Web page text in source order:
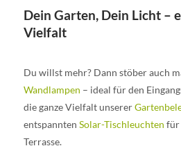
Dein Garten, Dein Licht –
Vielfalt
Du willst mehr? Dann stöber auch
Wandlampen – ideal für den
die ganze Vielfalt unserer
entspannten Solar-Tischleuchten für
Terrasse.